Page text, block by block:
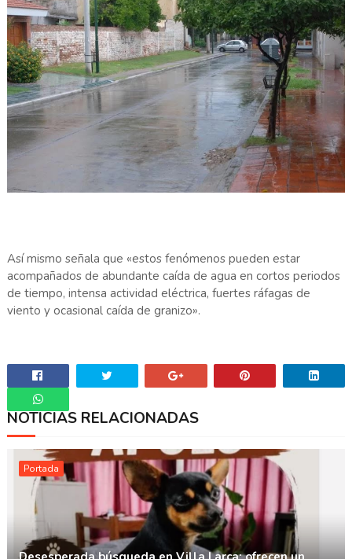
Así mismo señala que «estos fenómenos pueden estar
acompañados de abundante caída de agua en cortos periodos
de tiempo, intensa actividad eléctrica, fuertes ráfagas de
viento y ocasional caída de granizo».
Whatsapp
NOTICIAS RELACIONADAS
Portada